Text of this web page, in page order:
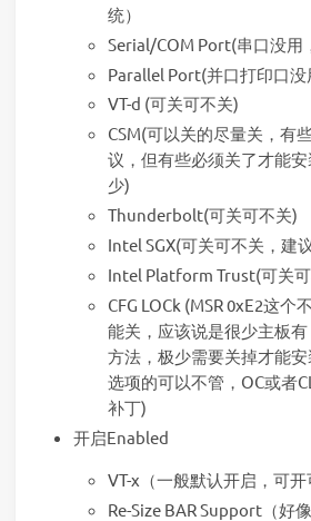
统）
Serial/COM Port(串口没用
Parallel Port(并口打印口没
VT-d (可关可不关)
CSM(可以关的尽量关，有
议，但有些必须关了才能
少)
Thunderbolt(可关可不关)
Intel SGX(可关可不关，建
Intel Platform Trust(可关
CFG LOCk (MSR 0xE2这个
能关，应该说是很少主板
方法，极少需要关掉才能
选项的可以不管，OC或者
补丁)
开启Enabled
VT-x（一般默认开启，可开
Re-Size BAR Support（好